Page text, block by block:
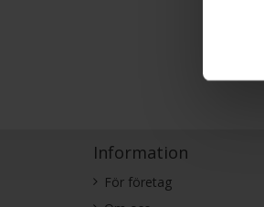
Information
För företag